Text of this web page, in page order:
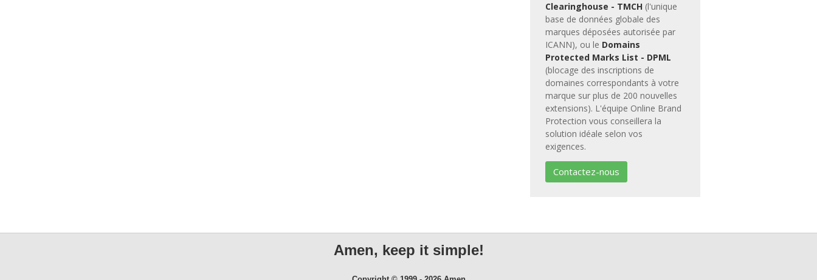
Clearinghouse - TMCH (l'unique
base de données globale des
marques déposées autorisée par
ICANN), ou le Domains
Protected Marks List - DPML
(blocage des inscriptions de
domaines correspondants à votre
marque sur plus de 200 nouvelles
extensions). L'équipe Online Brand
Protection vous conseillera la
solution idéale selon vos
exigences.
Contactez-nous
Amen, keep it simple!